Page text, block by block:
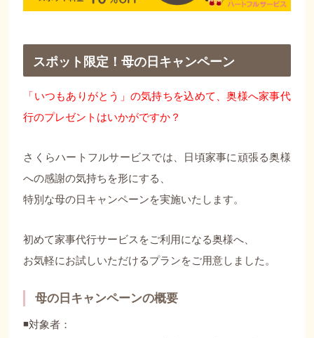
スポット限定！母の日キャンペーン
「いつもありがとう」の気持ちを込めて、奥様へ家事代
行のプレゼントはいかがですか？
さくらハートフルサービスでは、日頃家事に頑張る奥様
への感謝の気持ちを形にする、
特別な母の日キャンペーンを実施いたします。
初めて家事代行サービスをご利用になる奥様へ、
お気軽にお試しいただけるプランをご用意しました。
母の日キャンペーンの概要
◾️対象者：